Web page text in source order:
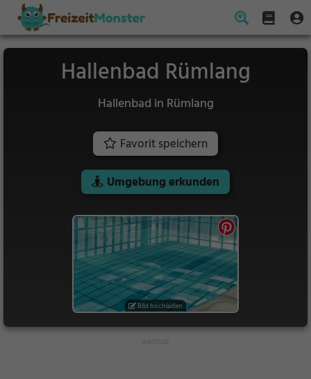
Hallenbad Rümlang
Hallenbad in Rümlang
Favorit speichern
Umgebung erkunden
Bild hochladen